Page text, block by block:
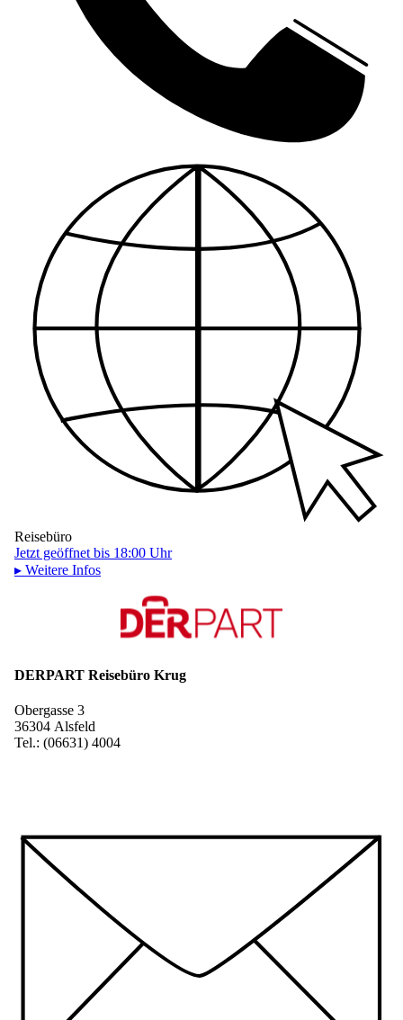
Reisebüro
Jetzt geöffnet bis 18:00 Uhr
▸ Weitere Infos
DERPART Reisebüro Krug
Obergasse 3
36304 Alsfeld
Tel.: (06631) 4004